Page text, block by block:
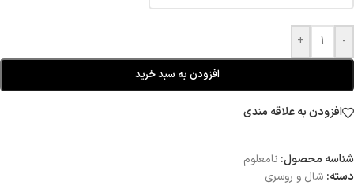
-
+
افزودن به سبد خرید
افزودن به علاقه مندی
شناسه محصول: نامعلوم
دسته: شال و روسری